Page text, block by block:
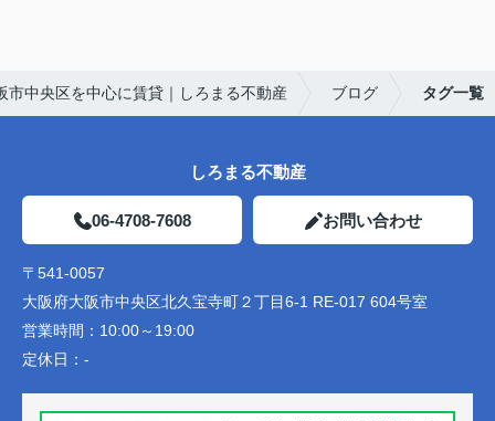
市中央区を中心に賃貸｜しろまる不動産 ブログ タグ一覧
しろまる不動産
06-4708-7608 お問い合わせ
〒541-0057
大阪府大阪市中央区北久宝寺町２丁目6-1 RE-017 604号室
営業時間： 10:00～19:00
定休日： -